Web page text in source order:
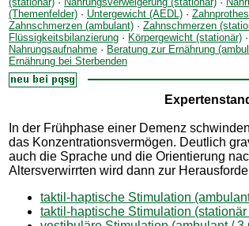
(Themenfelder) · Untergewicht (AEDL) ·
Zahnschmerzen (ambulant) · Zahnschmerzen
Flüssigkeitsbilanzierung · Körpergewicht (stationär) ·
Nahrungsaufnahme · Beratung zur Ernährung
Ernährung bei Sterbenden
In der Frühphase einer Demenz
das Konzentrationsvermögen. Deutlich
auch die Sprache und die Orientierung
Altersverwirrten wird dann zur
taktil-haptische Stimulation
taktil-haptische Stimulation (stationär